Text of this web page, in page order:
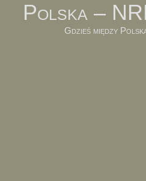
Polska –
Gdzieś między